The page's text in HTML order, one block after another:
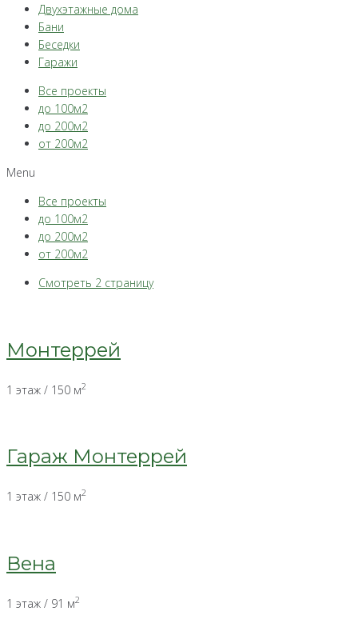
Двухэтажные дома
Бани
Беседки
Гаражи
Все проекты
до 100м2
до 200м2
от 200м2
Menu
Все проекты
до 100м2
до 200м2
от 200м2
Смотреть 2 страницу
Монтеррей
1 этаж / 150 м2
Гараж Монтеррей
1 этаж / 150 м2
Вена
1 этаж / 91 м2